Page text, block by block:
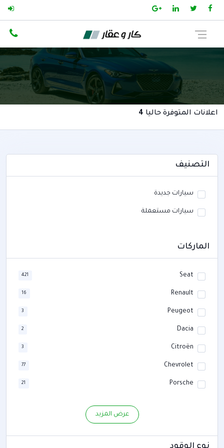
اعلانات المتوفرة حاليا 4
التصنيف
سيارات جديدة
سيارات مستعملة
الماركات
Seat
421
Renault
16
Peugeot
3
Dacia
2
Citroën
3
Chevrolet
77
Porsche
21
Mazda
52
عرض المزيد